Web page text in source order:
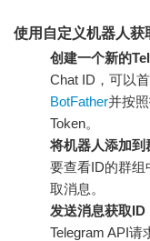
使用自定义机器人获
创建一个新的
Chat ID，可以
BotFather并按
Token。
将机器人添加到
要查看ID的群
取消息。
发送消息获取ID
Telegram API请